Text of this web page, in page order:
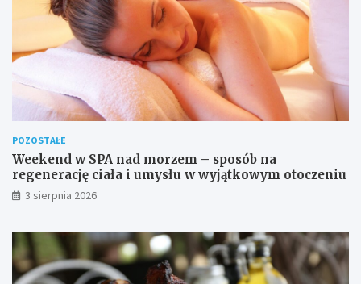
POZOSTAŁE
Weekend w SPA nad morzem – sposób na
regenerację ciała i umysłu w wyjątkowym otoczeniu
3 sierpnia 2026